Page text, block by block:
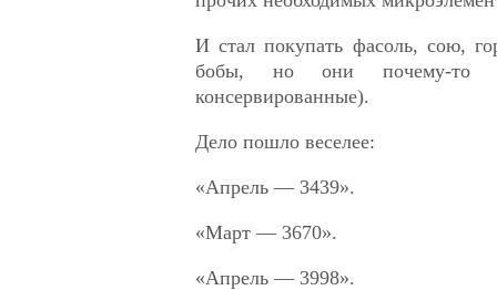
И стал покупать фасоль, сою,
бобы, но они почему-то
консервированные).
Дело пошло веселее:
«Апрель — 3439».
«Март — 3670».
«Апрель — 3998».